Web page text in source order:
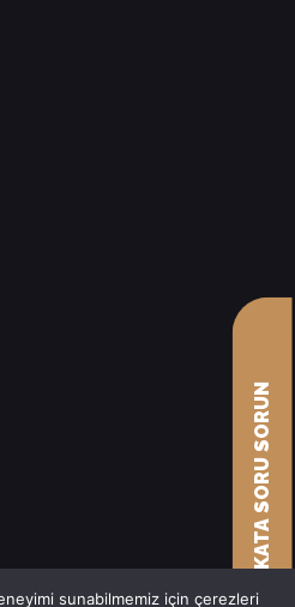
sunabilmemiz için çerezleriAVUKATA SORU SORUN